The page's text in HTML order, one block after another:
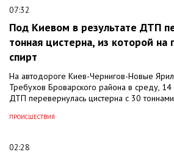
07:32
Под Киевом в результате ДТП
тонная цистерна, из которой на
спирт
На автодороге Киев-Чернигов-Новые
Требухов Броварского района в среду, 14
ДТП перевернулась цистерна с 30 тоннами
ПРОИСШЕСТВИЯ
02:28